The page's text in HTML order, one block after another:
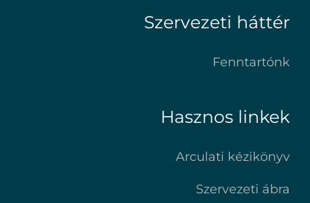
Szervezeti háttér
Fenntartónk
Hasznos linkek
Arculati kézikönyv
Szervezeti ábra